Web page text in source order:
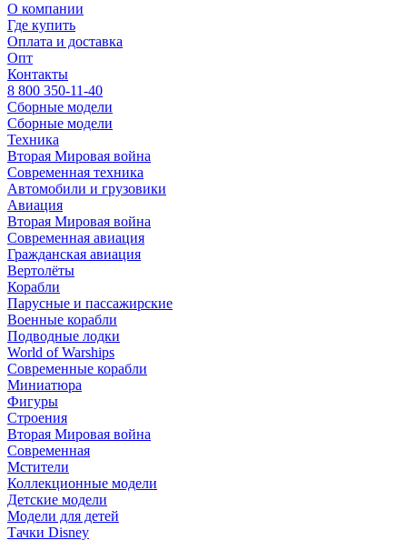
О компании
Где купить
Оплата и доставка
Опт
Контакты
8 800 350-11-40
Сборные модели
Сборные модели
Техника
Вторая Мировая война
Современная техника
Автомобили и грузовики
Авиация
Вторая Мировая война
Современная авиация
Гражданская авиация
Вертолёты
Корабли
Парусные и пассажирские
Военные корабли
Подводные лодки
World of Warships
Современные корабли
Миниатюра
Фигуры
Строения
Вторая Мировая война
Современная
Мстители
Коллекционные модели
Детские модели
Модели для детей
Тачки Disney